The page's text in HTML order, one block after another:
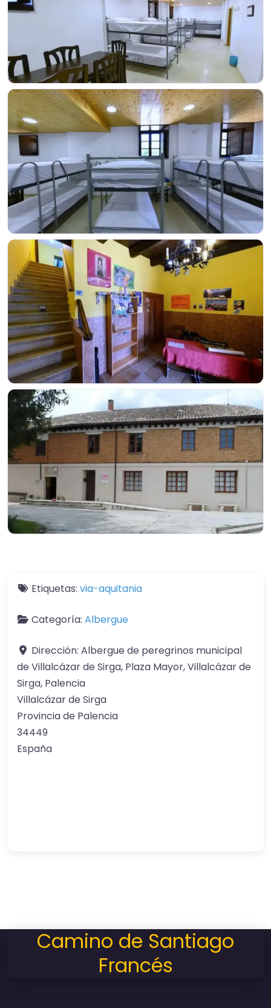
Etiquetas: via-aquitania
Categoría: Albergue
Dirección: Albergue de peregrinos municipal
de Villalcázar de Sirga, Plaza Mayor, Villalcázar de
Sirga, Palencia
Villalcázar de Sirga
Provincia de Palencia
34449
España
Camino de Santiago
Francés